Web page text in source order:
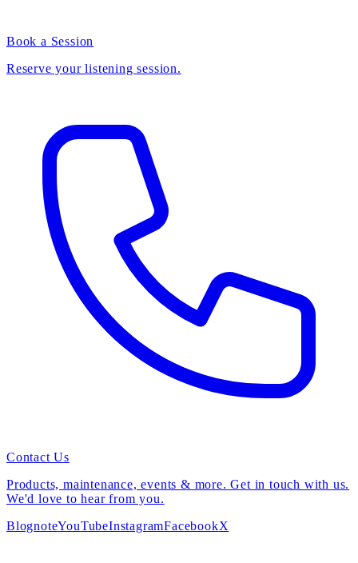
Book a Session
Reserve your listening session.
Contact Us
Products, maintenance, events & more. Get in touch with us.
We'd love to hear from you.
BlognoteYouTubeInstagramFacebookX